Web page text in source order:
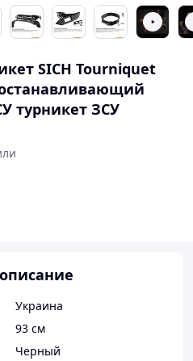
SICH Tourniquet
турникет ЗСУ
Украина
93 см
Черный